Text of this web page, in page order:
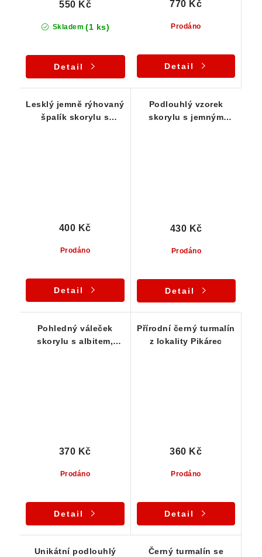
Skladem (1 ks)
550 Kč
Detail
Prodáno
770 Kč
Detail
Lesklý jemně rýhovaný
špalík skorylu s
Prodáno
400 Kč
Detail
Podlouhlý vzorek
skorylu s jemným
Prodáno
430 Kč
Detail
Pohledný váleček
skorylu s albitem,
Prodáno
370 Kč
Detail
Přírodní černý turmalín
z lokality Pikárec
Prodáno
360 Kč
Detail
Unikátní podlouhlý
Černý turmalín se